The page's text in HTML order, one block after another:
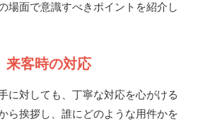
場面で意識すべきポイントを紹介し
来客時の対応
に対しても、丁寧な対応を心がける
ら挨拶し、誰にどのような用件かを